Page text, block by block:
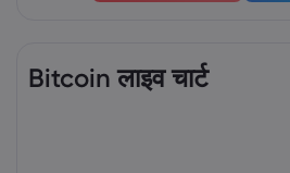
Bitcoin लाइव चार्ट